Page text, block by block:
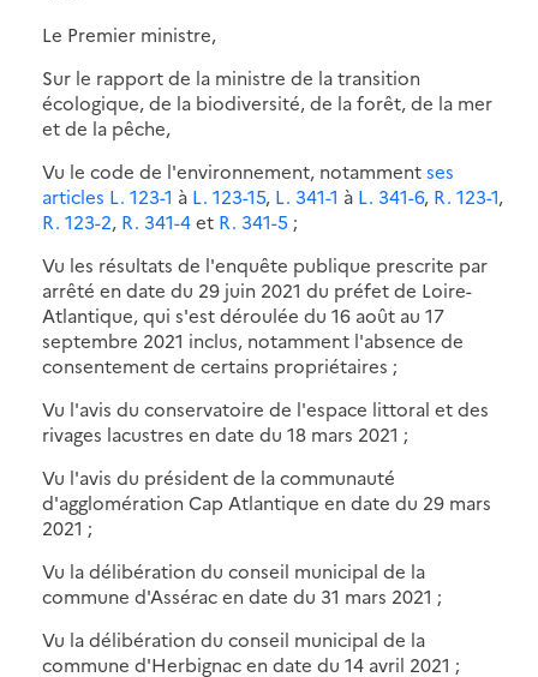
Le Premier ministre,
Sur le rapport de la ministre de la transition
écologique, de la biodiversité, de la forêt, de la mer
et de la pêche,
Vu le code de l'environnement, notammentses
articles L. 123-1 à L. 123-15, L. 341-1 à L. 341-6, R. 123-1,
R. 123-2, R. 341-4et R. 341-5 ;
Vu les résultats de l'enquête publique prescrite par
arrêté en date du 29 juin 2021 du préfet de Loire-
Atlantique, qui s'est déroulée du 16 août au 17
septembre 2021 inclus, notamment l'absence de
consentement de certains propriétaires ;
Vu l'avis du conservatoire de l'espace littoral et des
rivages lacustres en date du 18 mars 2021 ;
Vu l'avis du président de la communauté
d'agglomération Cap Atlantique en date du 29 mars
2021 ;
Vu la délibération du conseil municipal de la
commune d'Assérac en date du 31 mars 2021 ;
Vu la délibération du conseil municipal de la
commune d'Herbignac en date du 14 avril 2021 ;